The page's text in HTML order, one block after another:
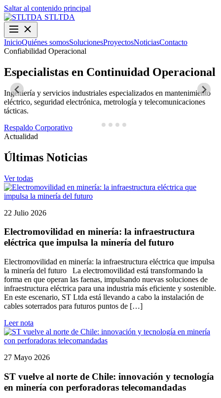
Saltar al contenido principal
STLTDA
InicioQuiénes somosSolucionesProyectosNoticiasContacto
Confiabilidad Operacional
Especialistas en Continuidad Operacional
Ingeniería y servicios industriales especializados en mantenimiento
eléctrico, seguridad electrónica, metrología y telecomunicaciones
tácticas.
Respaldo Corporativo
Actualidad
Últimas Noticias
Ver todas
22 Julio 2026
Electromovilidad en minería: la infraestructura
eléctrica que impulsa la minería del futuro
Electromovilidad en minería: la infraestructura eléctrica que impulsa
la minería del futuro La electromovilidad está transformando la
forma en que operan las faenas, impulsando nuevas soluciones de
infraestructura eléctrica para una industria más eficiente y sostenible.
En este escenario, ST Ltda está llevando a cabo la instalación de
cables soterrados para futuros puntos de […]
Leer nota
27 Mayo 2026
ST vuelve al norte de Chile: innovación y tecnología
en minería con perforadoras telecomandadas